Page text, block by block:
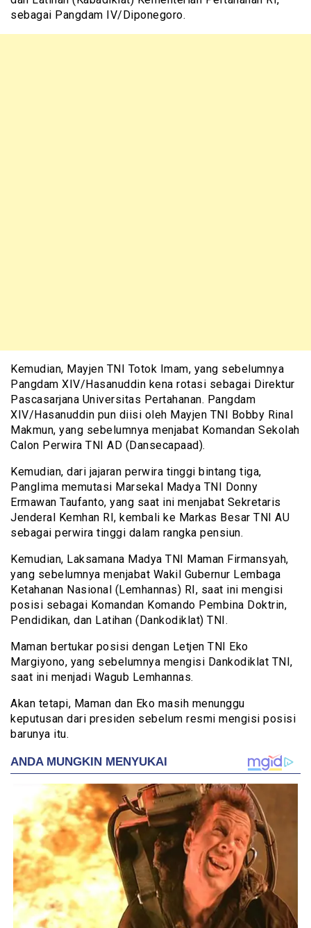
sebagai Pangdam IV/Diponegoro.
Kemudian, Mayjen TNI Totok Imam, yang sebelumnya
Pangdam XIV/Hasanuddin kena rotasi sebagai Direktur
Pascasarjana Universitas Pertahanan. Pangdam
XIV/Hasanuddin pun diisi oleh Mayjen TNI Bobby Rinal
Makmun, yang sebelumnya menjabat Komandan Sekolah
Calon Perwira TNI AD (Dansecapaad).
Kemudian, dari jajaran perwira tinggi bintang tiga,
Panglima memutasi Marsekal Madya TNI Donny
Ermawan Taufanto, yang saat ini menjabat Sekretaris
Jenderal Kemhan RI, kembali ke Markas Besar TNI AU
sebagai perwira tinggi dalam rangka pensiun.
Kemudian, Laksamana Madya TNI Maman Firmansyah,
yang sebelumnya menjabat Wakil Gubernur Lembaga
Ketahanan Nasional (Lemhannas) RI, saat ini mengisi
posisi sebagai Komandan Komando Pembina Doktrin,
Pendidikan, dan Latihan (Dankodiklat) TNI.
Maman bertukar posisi dengan Letjen TNI Eko
Margiyono, yang sebelumnya mengisi Dankodiklat TNI,
saat ini menjadi Wagub Lemhannas.
Akan tetapi, Maman dan Eko masih menunggu
keputusan dari presiden sebelum resmi mengisi posisi
barunya itu.